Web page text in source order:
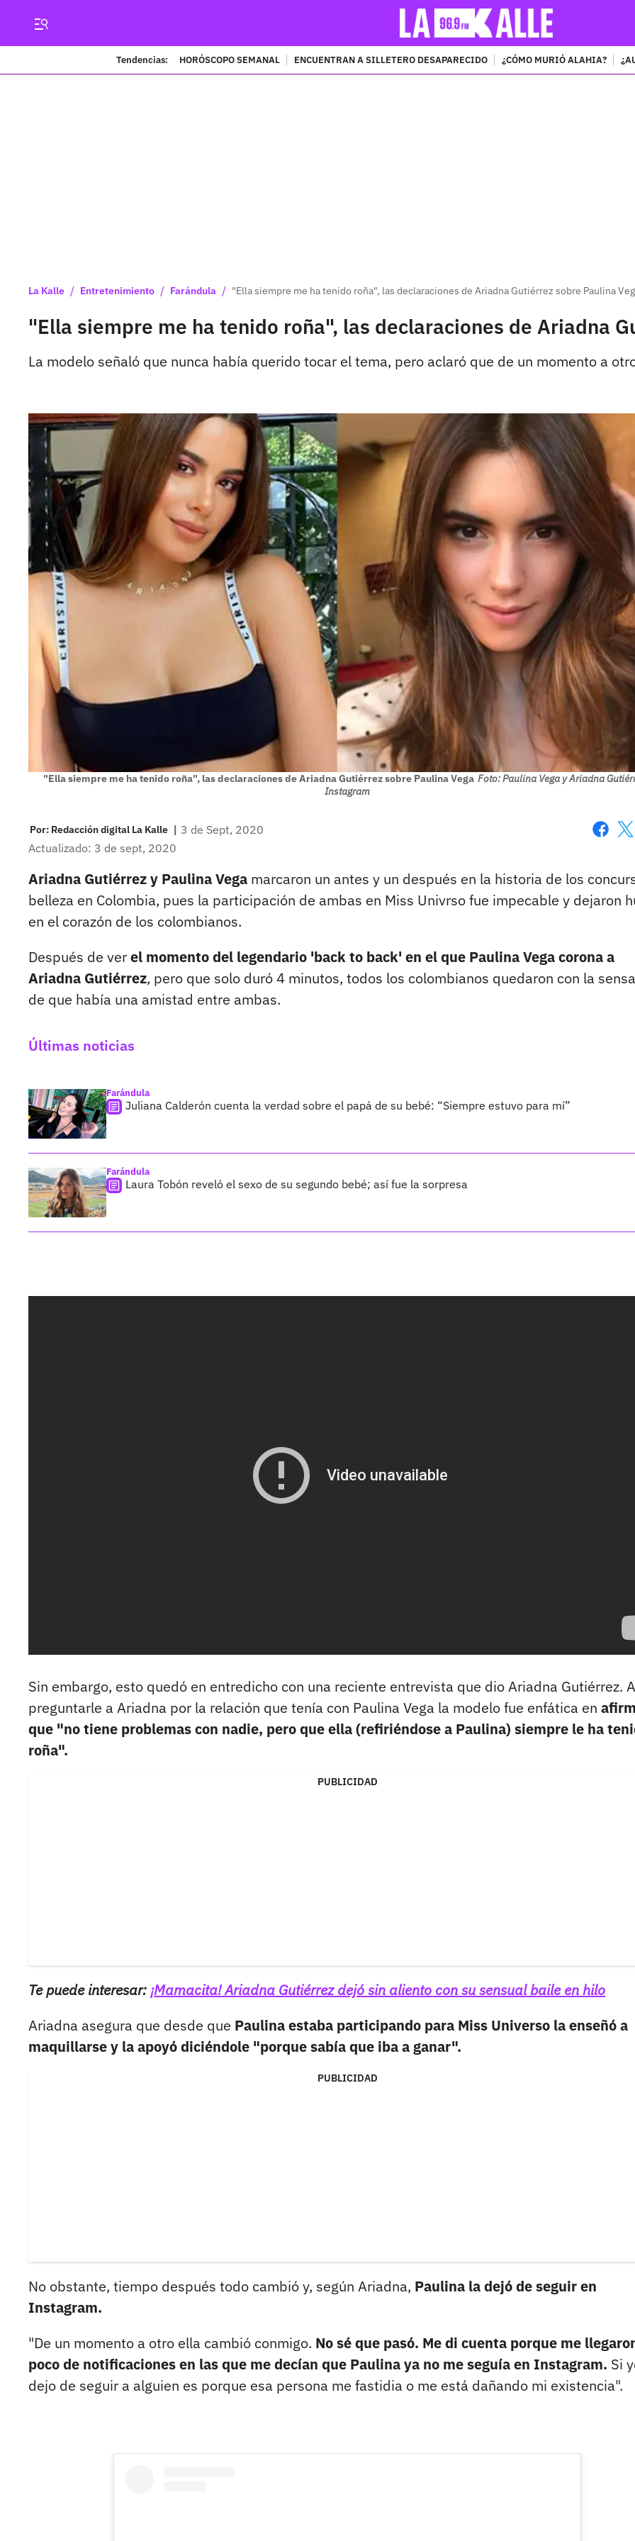
Tendencias: HORÓSCOPO SEMANAL ENCUENTRAN A SILLETERO DESAPARECIDO ¿CÓMO MURIÓ ALAHIA?
La Kalle / Entretenimiento / Farándula / "Ella siempre me ha tenido roña", las declaraciones de Ariadna Gutiérrez sobre Paulina
"Ella siempre me ha tenido roña", las declaraciones de Ariadna
La modelo señaló que nunca había querido tocar el tema, pero aclaró que de un momento a
"Ella siempre me ha tenido roña", las declaraciones de Ariadna Gutiérrez sobre Paulina Vega Foto: Paulina Vega y Ariadna
Instagram
Por: Redacción digital La Kalle | 3 de Sept, 2020
Actualizado: 3 de sept, 2020
Ariadna Gutiérrez y Paulina Vega marcaron un antes y un después en la historia de los
belleza en Colombia, pues la participación de ambas en Miss Univrso fue impecable y dejaron
en el corazón de los colombianos.
Después de verel momento del legendario 'back to back' en el que Paulina Vega corona a
Ariadna Gutiérrez, pero que solo duró 4 minutos, todos los colombianos quedaron con la
de que había una amistad entre ambas.
Últimas noticias
Farándula
Juliana Calderón cuenta la verdad sobre el papá de su bebé: “Siempre estuvo para mí”
Farándula
Laura Tobón reveló el sexo de su segundo bebé; así fue la sorpresa
Sin embargo, esto quedó en entredicho con una reciente entrevista que dio Ariadna Gutiérrez.
preguntarle a Ariadna por la relación que tenía con Paulina Vega la modelo fue enfática en
que "no tiene problemas con nadie, pero que ella (refiriéndose a Paulina) siempre le ha
roña".
PUBLICIDAD
Te puede interesar:¡Mamacita! Ariadna Gutiérrez dejó sin aliento con su sensual baile en hilo
Ariadna asegura que desde que Paulina estaba participando para Miss Universo la enseñó a
maquillarse y la apoyó diciéndole "porque sabía que iba a ganar".
PUBLICIDAD
No obstante, tiempo después todo cambió y, según Ariadna, Paulina la dejó de seguir en
Instagram.
"De un momento a otro ella cambió conmigo. No sé que pasó. Me di cuenta porque me
poco de notificaciones en las que me decían que Paulina ya no me seguía en Instagram. Si
dejo de seguir a alguien es porque esa persona me fastidia o me está dañando mi existencia".